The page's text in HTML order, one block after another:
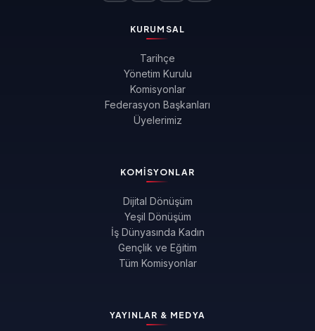
KURUMSAL
Tarihçe
Yönetim Kurulu
Komisyonlar
Federasyon Başkanları
Üyelerimiz
KOMISYONLAR
Dijital Dönüşüm
Yeşil Dönüşüm
İş Dünyasında Kadın
Gençlik ve Eğitim
Tüm Komisyonlar
YAYINLAR & MEDYA